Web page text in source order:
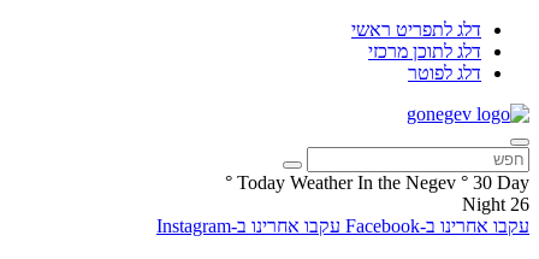
דלג לתפריט ראשי
דלג לתוכן מרכזי
דלג לפוטר
Today Weather In the Negev ° 30 Day
°
26
Night
עקבו אחרינו ב-Facebook
עקבו אחרינו ב-Instagram